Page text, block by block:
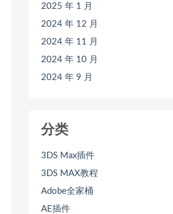
2025 年 1 月
2024 年 12 月
2024 年 11 月
2024 年 10 月
2024 年 9 月
分类
3DS Max插件
3DS MAX教程
Adobe全家桶
AE插件